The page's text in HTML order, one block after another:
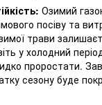
Озимий
посіву та
трави
у холодний
проростати.
сезону буде